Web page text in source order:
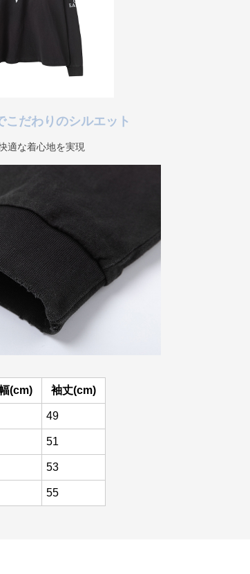
こだわりのシルエット
適な着心地を実現
(cm) 袖丈(cm)
49
51
53
55